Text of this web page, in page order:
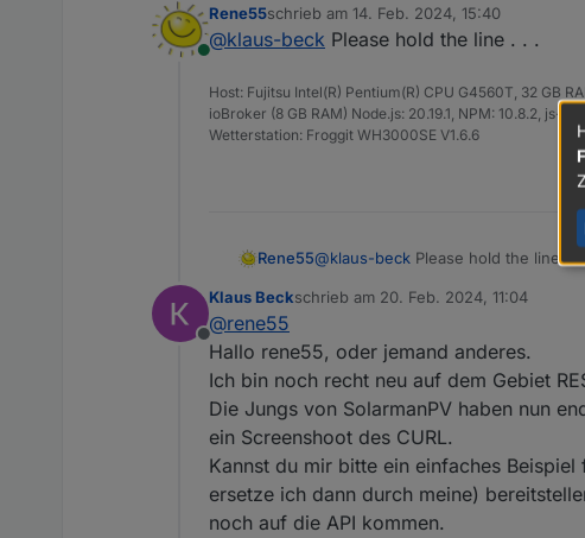
This message was created
its recipients. This is a
The following address failed:
Online
Rene55schrieb am 14. Feb. 2024, 15:40
zuletzt editiert von
@klaus-beck Please hold the line . . .
Host: Fujitsu Intel(R) Pentium(R) CPU G4560T, 32 GB
ioBroker (8 GB RAM) Node.js: 20.19.1, NPM: 10.8.2, js-
Wetterstation: Froggit WH3000SE V1.6.6
Rene55@klaus-beck Please hold the line . .
Offline
Klaus Beckschrieb am 20. Feb. 2024, 11:04
zuletzt editiert von
@rene55
Hallo rene55, oder jemand anderes.
Ich bin noch recht neu auf dem Gebiet
Die Jungs von SolarmanPV haben nun
ein Screenshoot des CURL.
Kannst du mir bitte ein einfaches
ersetze ich dann durch meine)
noch auf die API kommen.